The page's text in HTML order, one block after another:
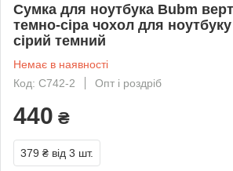
Сумка для ноутбука Bubm
темно-сіра чохол для
сірий темний
Немає в наявності
Код: С742-2
Опт і роздріб
440 ₴
379 ₴ від 3 шт.